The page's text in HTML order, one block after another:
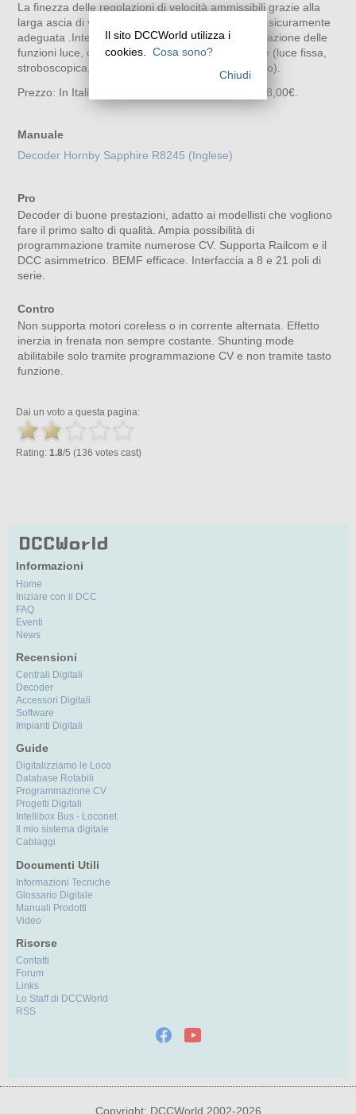
La finezza delle regolazioni di velocità ammissibili grazie alla
larga ascia di valori che esse accettano (0-255) è sicuramente
adeguata .Interessanti le possibilità di personalizzazione delle
funzioni luce, con diversi effetti e dimming efficace (luce fissa,
stroboscopica, lampeggio casuale, lampeggio fisso).
Prezzo: In Italia circa 29,00€; in Inghilterra circa 18,00€.
Manuale
Decoder Hornby Sapphire R8245 (Inglese)
Pro
Decoder di buone prestazioni, adatto ai modellisti che vogliono
fare il primo salto di qualità. Ampia possibilità di
programmazione tramite numerose CV. Supporta Railcom e il
DCC asimmetrico. BEMF efficace. Interfaccia a 8 e 21 poli di
serie.
Contro
Non supporta motori coreless o in corrente alternata. Effetto
inerzia in frenata non sempre costante. Shunting mode
abilitabile solo tramite programmazione CV e non tramite tasto
funzione.
Dai un voto a questa pagina:
Rating: 1.8/5 (136 votes cast)
Informazioni
Home
Iniziare con il DCC
FAQ
Eventi
News
Recensioni
Centrali Digitali
Decoder
Accessori Digitali
Software
Impianti Digitali
Guide
Digitalizziamo le Loco
Database Rotabili
Programmazione CV
Progetti Digitali
Intellibox Bus - Loconet
Il mio sistema digitale
Cablaggi
Documenti Utili
Informazioni Tecniche
Glossario Digitale
Manuali Prodotti
Video
Risorse
Contatti
Forum
Links
Lo Staff di DCCWorld
RSS
Copyright: DCCWorld 2002-2026
Il sito DCCWorld utilizza i
cookies.
Cosa sono?
Chiudi